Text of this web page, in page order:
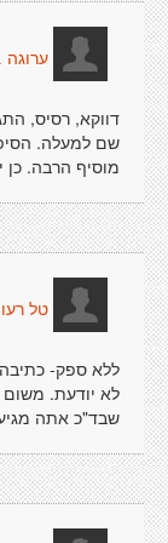
ערוגה .
דווקא, רסיס,
שם למעלה.
מוסיף הרבה. כן
טל
ללא ספק-
לא יודעת.
שבד"כ אתה